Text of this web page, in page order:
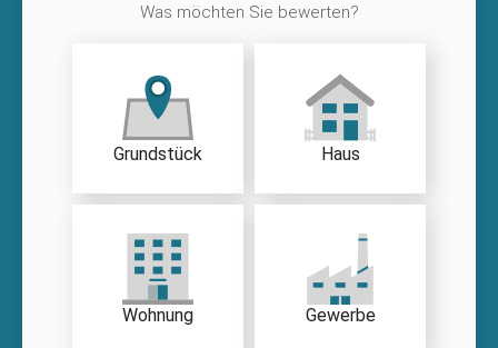
Was möchten Sie bewerten?
Grundstück Haus
Wohnung Gewerbe